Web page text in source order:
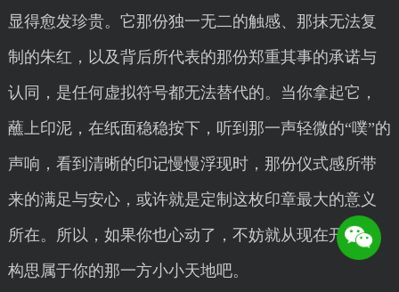
显得愈发珍贵。它那份独一无二的触感、那抹无法复
制的朱红，以及背后所代表的那份郑重其事的承诺与
认同，是任何虚拟符号都无法替代的。当你拿起它，
蘸上印泥，在纸面稳稳按下，听到那一声轻微的“噗”的
声响，看到清晰的印记慢慢浮现时，那份仪式感所带
来的满足与安心，或许就是定制这枚印章最大的意义
所在。所以，如果你也心动了，不妨就从现在开始，
构思属于你的那一方小小天地吧。